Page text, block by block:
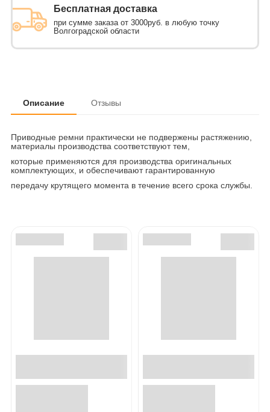
Бесплатная доставка
при сумме заказа от 3000руб. в любую точку
Волгоградской области
Описание Отзывы
Приводные ремни практически не подвержены растяжению,
материалы производства соответствуют тем,
которые применяются для производства оригинальных
комплектующих, и обеспечивают гарантированную
передачу крутящего момента в течение всего срока службы.